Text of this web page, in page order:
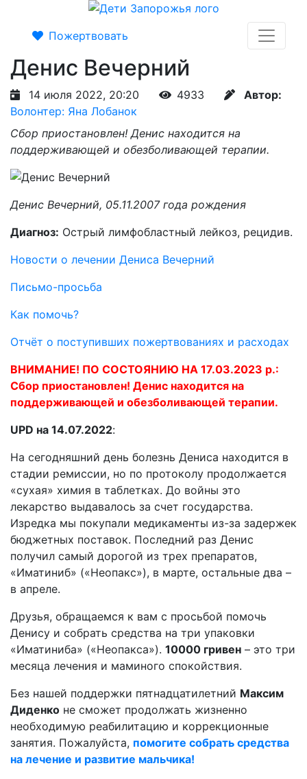
Пожертвовать
Денис Вечерний
14 июля 2022, 20:20 4933
Автор:
Волонтер: Яна Лобанок
Сбор приостановлен! Денис находится на
поддерживающей и обезболивающей терапии.
Денис Вечерний, 05.11.2007 года рождения
Диагноз: Острый лимфобластный лейкоз, рецидив.
Новости о лечении Дениса Вечерний
Письмо-просьба
Как помочь?
Отчёт о поступивших пожертвованиях и расходах
ВНИМАНИЕ! ПО СОСТОЯНИЮ НА 17.03.2023 р.:
Сбор приостановлен! Денис находится на
поддерживающей и обезболивающей терапии.
UPD на 14.07.2022:
На сегодняшний день болезнь Дениса находится в
стадии ремиссии, но по протоколу продолжается
«сухая» химия в таблетках. До войны это
лекарство выдавалось за счет государства.
Изредка мы покупали медикаменты из-за задержек
бюджетных поставок. Последний раз Денис
получил самый дорогой из трех препаратов,
«Иматиниб» («Неопакс»), в марте, остальные два –
в апреле.
Друзья, обращаемся к вам с просьбой помочь
Денису и собрать средства на три упаковки
«Иматиниба» («Неопакса»). 10000 гривен – это три
месяца лечения и маминого спокойствия.
Без нашей поддержки пятнадцатилетний Максим
Диденко не сможет продолжать жизненно
необходимую реабилитацию и коррекционные
занятия. Пожалуйста, помогите собрать средства
на лечение и развитие мальчика!